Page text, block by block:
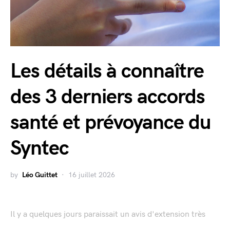
Les détails à connaître
des 3 derniers accords
santé et prévoyance du
Syntec
by Léo Guittet 16 juillet 2026
Il y a quelques jours paraissait un avis d'extension très